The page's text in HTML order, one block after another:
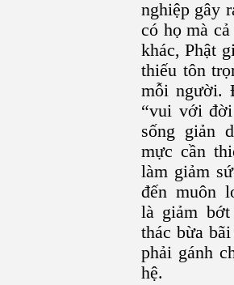
nghiệp gây
có họ mà
khác, Phật
thiếu tôn
mỗi người.
“vui với
sống giản
mực cần
làm giảm
đến muôn
là giảm
thác bừa
phải gánh
hệ.